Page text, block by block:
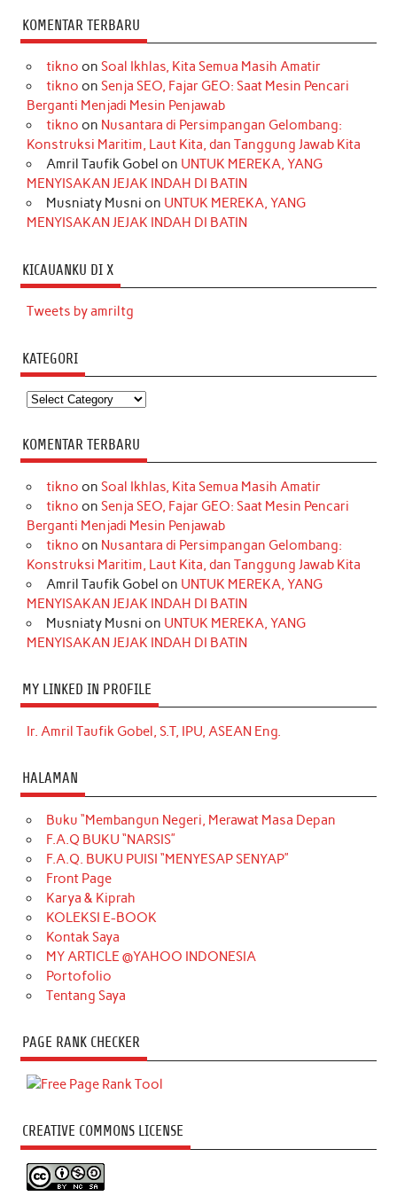
KOMENTAR TERBARU
tikno on Soal Ikhlas, Kita Semua Masih Amatir
tikno on Senja SEO, Fajar GEO: Saat Mesin Pencari
Berganti Menjadi Mesin Penjawab
tikno on Nusantara di Persimpangan Gelombang:
Konstruksi Maritim, Laut Kita, dan Tanggung Jawab Kita
Amril Taufik Gobel on UNTUK MEREKA, YANG
MENYISAKAN JEJAK INDAH DI BATIN
Musniaty Musni on UNTUK MEREKA, YANG
MENYISAKAN JEJAK INDAH DI BATIN
KICAUANKU DI X
Tweets by amriltg
KATEGORI
Kategori
KOMENTAR TERBARU
tikno on Soal Ikhlas, Kita Semua Masih Amatir
tikno on Senja SEO, Fajar GEO: Saat Mesin Pencari
Berganti Menjadi Mesin Penjawab
tikno on Nusantara di Persimpangan Gelombang:
Konstruksi Maritim, Laut Kita, dan Tanggung Jawab Kita
Amril Taufik Gobel on UNTUK MEREKA, YANG
MENYISAKAN JEJAK INDAH DI BATIN
Musniaty Musni on UNTUK MEREKA, YANG
MENYISAKAN JEJAK INDAH DI BATIN
MY LINKED IN PROFILE
Ir. Amril Taufik Gobel, S.T, IPU, ASEAN Eng.
HALAMAN
Buku “Membangun Negeri, Merawat Masa Depan
F.A.Q BUKU “NARSIS”
F.A.Q. BUKU PUISI “MENYESAP SENYAP”
Front Page
Karya & Kiprah
KOLEKSI E-BOOK
Kontak Saya
MY ARTICLE @YAHOO INDONESIA
Portofolio
Tentang Saya
PAGE RANK CHECKER
CREATIVE COMMONS LICENSE